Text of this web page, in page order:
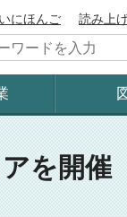
にほんご
読み上
を開催